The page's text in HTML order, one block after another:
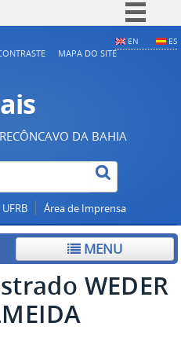
Acesso à informação
Legislação
Canais
EN ES
MAPA DO SITE
DA BAHIA
Área de Imprensa
MENU
WEDER